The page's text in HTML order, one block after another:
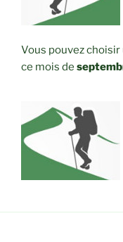
Vous pouvez
ce mois de